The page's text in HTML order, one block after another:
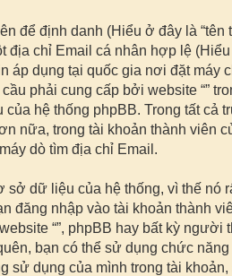
để định danh (Hiểu ở đây là
địa chỉ Email cá nhân hợp lệ
áp dụng tại quốc gia nơi đặt
phải cung cấp bởi website “”
hệ thống phpBB. Trong tất
nữa, trong tài khoản thành viên
dò tìm địa chỉ Email.
dữ liệu của hệ thống, vì thế nó
đăng nhập vào tài khoản thành
“”, phpBB hay bất kỳ
bạn có thể sử dụng chức
sử dụng của mình trong tài